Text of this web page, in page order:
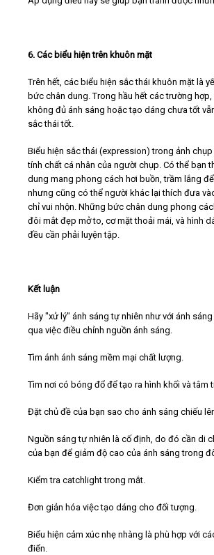
6. Các biểu hiện trên khuôn mặt
Trên hết, các biểu hiện sắc thái khuôn mặt là
bức chân dung. Trong hầu hết các trường
không đủ ánh sáng hoặc tạo dáng chưa tốt
sắc thái tốt.
Biểu hiện sắc thái (expression) trong ảnh
tính chất cá nhân của người chụp. Có thể bạn
dung mang phong cách hơi buồn, trầm lắng
nhưng cũng có thể người khác lại thích đưa
chỉ vui nhộn. Những bức chân dung phong
đôi mắt đẹp mở to, cơ mặt thoải mái, và hình
đều cần phải luyện tập.
Kết luận
Hãy "xử lý" ánh sáng tự nhiên như với ánh
qua việc điều chỉnh nguồn ánh sáng.
Tìm ánh ánh sáng mềm mại chất lượng.
Tìm nơi có bóng đổ để tạo ra hình khối và tâm
Đặt chủ đề của bạn sao cho ánh sáng chiếu
Nguồn sáng tự nhiên là cố định, do đó cần di
của bạn để giảm độ cao của ánh sáng trong
Kiểm tra catchlight trong mắt.
Đơn giản hóa việc tạo dáng cho đối tượng.
Biểu hiện cảm xúc nhẹ nhàng là phù hợp với
điển.